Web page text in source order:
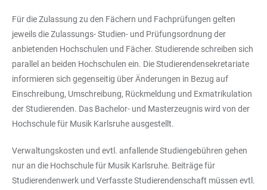
Für die Zulassung zu den Fächern und Fachprüfungen gelten
jeweils die Zulassungs- Studien- und Prüfungsordnung der
anbietenden Hochschulen und Fächer. Studierende schreiben sich
parallel an beiden Hochschulen ein. Die Studierendensekretariate
informieren sich gegenseitig über Änderungen in Bezug auf
Einschreibung, Umschreibung, Rückmeldung und Exmatrikulation
der Studierenden. Das Bachelor- und Masterzeugnis wird von der
Hochschule für Musik Karlsruhe ausgestellt.
Verwaltungskosten und evtl. anfallende Studiengebühren gehen
nur an die Hochschule für Musik Karlsruhe. Beiträge für
Studierendenwerk und Verfasste Studierendenschaft müssen evtl.